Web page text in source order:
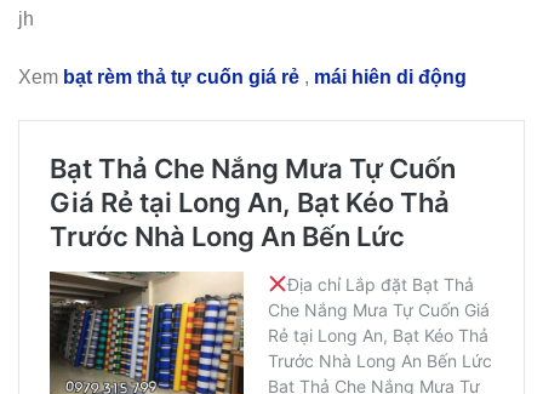
jh
Xem bạt rèm thả tự cuốn giá rẻ , mái hiên di động